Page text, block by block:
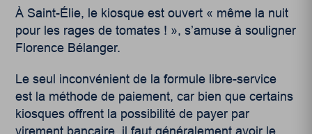
À Saint-Élie, le kiosque est ouvert « même la nuit
pour les rages de tomates ! », s’amuse à souligner
Florence Bélanger.
Le seul inconvénient de la formule libre-service
est la méthode de paiement, car bien que certains
kiosques offrent la possibilité de payer par